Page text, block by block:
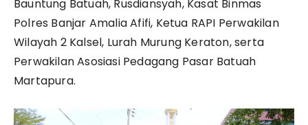
Bauntung Batuah, Rusdiansyah, Kasat Binmas
Polres Banjar Amalia Afifi, Ketua RAPI Perwakilan
Wilayah 2 Kalsel, Lurah Murung Keraton, serta
Perwakilan Asosiasi Pedagang Pasar Batuah
Martapura.